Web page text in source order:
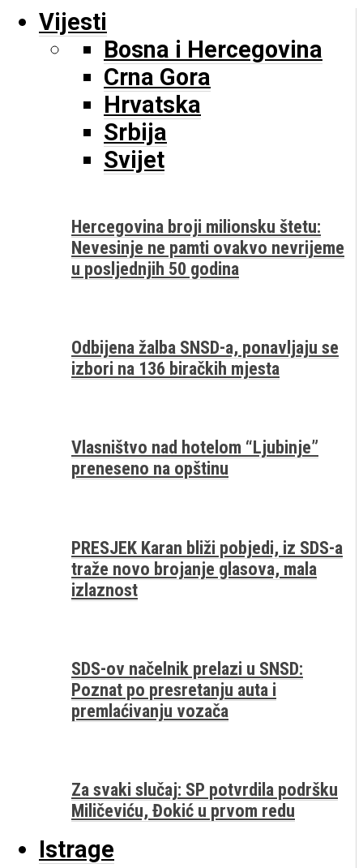
Vijesti
Bosna i Hercegovina
Crna Gora
Hrvatska
Srbija
Svijet
Hercegovina broji milionsku štetu:
Nevesinje ne pamti ovakvo nevrijeme
u posljednjih 50 godina
Odbijena žalba SNSD-a, ponavljaju se
izbori na 136 biračkih mjesta
Vlasništvo nad hotelom “Ljubinje”
preneseno na opštinu
PRESJEK Karan bliži pobjedi, iz SDS-a
traže novo brojanje glasova, mala
izlaznost
SDS-ov načelnik prelazi u SNSD:
Poznat po presretanju auta i
premlaćivanju vozača
Za svaki slučaj: SP potvrdila podršku
Miličeviću, Đokić u prvom redu
Istrage